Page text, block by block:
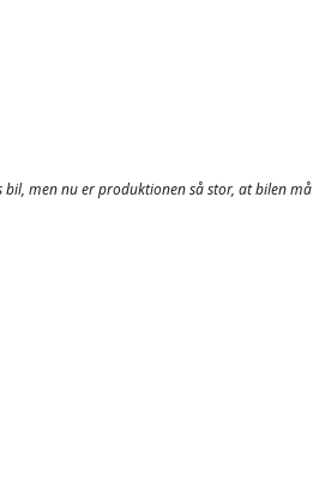
men nu er produktionen så stor, at bilen må